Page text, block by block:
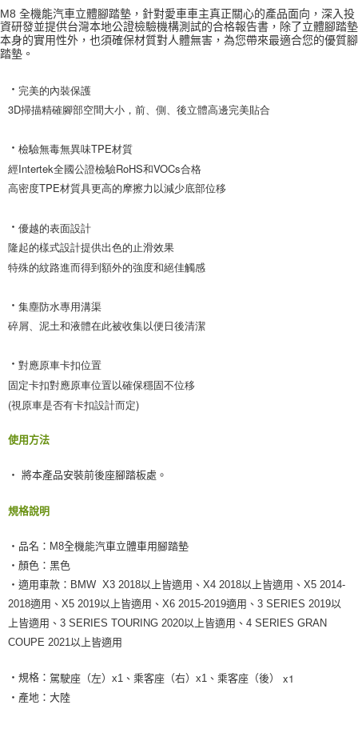
M8 全機能汽車立體腳踏墊，針對愛車車主真正關心的產品面向，深入投
資研發並提供台灣本地公證檢驗機構測試的合格報告書，除了立體腳踏墊
本身的實用性外，也須確保材質對人體無害，為您帶來最適合您的優質腳
踏墊。
‧ 完美的內裝保護
3D掃描精確腳部空間大小，前、側、後立體高邊完美貼合
‧ 檢驗無毒無異味TPE材質
經Intertek全國公證檢驗RoHS和VOCs合格
高密度TPE材質具更高的摩擦力以減少底部位移
‧ 優越的表面設計
隆起的樣式設計提供出色的止滑效果
特殊的紋路進而得到額外的強度和絕佳觸感
‧ 集塵防水專用溝渠
碎屑、泥土和液體在此被收集以便日後清潔
‧ 對應原車卡扣位置
固定卡扣對應原車位置以確保穩固不位移
(視原車是否有卡扣設計而定)
使用方法
‧ 將本產品安裝前後座腳踏板處。
規格說明
‧品名：M8全機能汽車立體車用腳踏墊
‧顏色：黑色
‧適用車款：BMW X3 2018以上皆適用、X4 2018以上皆適用、X5 2014-
2018適用、X5 2019以上皆適用、X6 2015-2019適用、3 SERIES 2019以
上皆適用、3 SERIES TOURING 2020以上皆適用、4 SERIES GRAN
COUPE 2021以上皆適用
‧規格： 駕駛座（左）x1、乘客座（右）x1、乘客座（後） x1
‧產地：大陸